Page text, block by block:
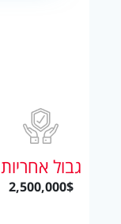
גבול אחריות
2,500,000$